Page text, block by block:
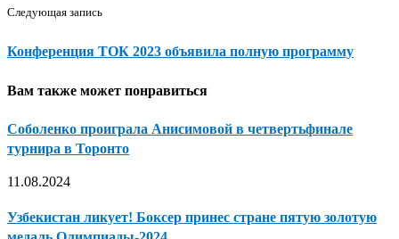
Следующая запись
Конференция ТОК 2023 объявила полную программу
Вам также может понравиться
Соболенко проиграла Анисимовой в четвертьфинале
турнира в Торонто
11.08.2024
Узбекистан ликует! Боксер принес стране пятую золотую